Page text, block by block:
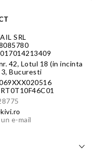
SRL
42, Lotul 18 (in incinta
Bucuresti
e-mail